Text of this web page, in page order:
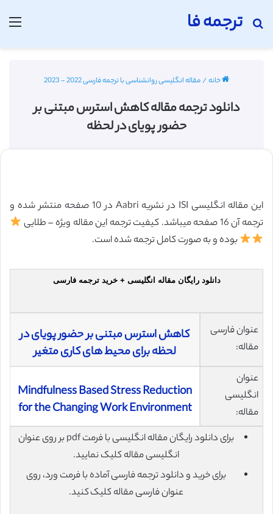
ترجمه فا
جستجو برای
خانه/مقاله انگلیسی روانشناسی با ترجمه فارسی 2022 - 2023
دانلود ترجمه مقاله کاهش استرس مبتنی بر
حضور پویای در لحظه
این مقاله انگلیسی ISI در نشریه Aabri در 10 صفحه منتشر شده و
ترجمه آن 16 صفحه میباشد. کیفیت ترجمه این مقاله ویژه – طلایی
بوده و به صورت کامل ترجمه شده است.
دانلود رایگان مقاله انگلیسی + خرید ترجمه فارسی
عنوان فارسی
مقاله:
کاهش استرس مبتنی بر حضور پویای در
لحظه برای محیط های کاری متغیر
عنوان
انگلیسی
مقاله:
Mindfulness Based Stress Reduction
for the Changing Work Environment
برای دانلود رایگان مقاله انگلیسی با فرمت pdf بر روی عنوان
انگلیسی مقاله کلیک نمایید.
برای خرید و دانلود ترجمه فارسی آماده با فرمت ورد، روی
عنوان فارسی مقاله کلیک کنید.